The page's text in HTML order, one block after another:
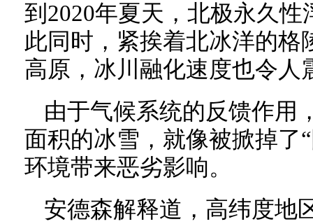
到2020年夏天，北极永久
此同时，紧挨着北冰洋的格
高原，冰川融化速度也令人
由于气候系统的反馈作用
面积的冰雪，就像被掀掉了
环境带来恶劣影响。
安德森解释道，高纬度地